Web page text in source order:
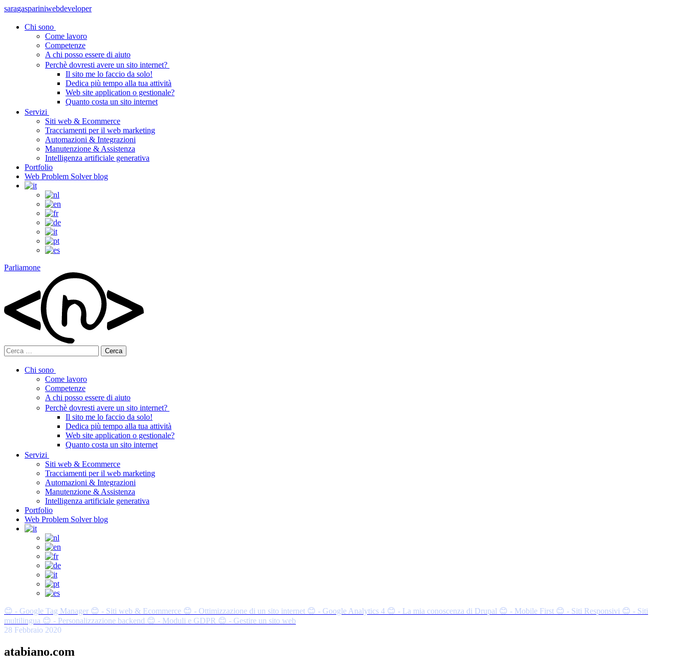
saragaspariniwebdeveloper
Chi sono
Come lavoro
Competenze
A chi posso essere di aiuto
Perchè dovresti avere un sito internet?
Il sito me lo faccio da solo!
Dedica più tempo alla tua attività
Web site application o gestionale?
Quanto costa un sito internet
Servizi
Siti web & Ecommerce
Tracciamenti per il web marketing
Automazioni & Integrazioni
Manutenzione & Assistenza
Intelligenza artificiale generativa
Portfolio
Web Problem Solver blog
Parliamone
Ricerca
per:
Chi sono
Come lavoro
Competenze
A chi posso essere di aiuto
Perchè dovresti avere un sito internet?
Il sito me lo faccio da solo!
Dedica più tempo alla tua attività
Web site application o gestionale?
Quanto costa un sito internet
Servizi
Siti web & Ecommerce
Tracciamenti per il web marketing
Automazioni & Integrazioni
Manutenzione & Assistenza
Intelligenza artificiale generativa
Portfolio
Web Problem Solver blog
😊 - Google Tag Manager 😊 - Siti web & Ecommerce 😊 - Ottimizzazione di un sito internet 😊 - Google Analytics 4 😊 - La mia conoscenza di Drupal 😊 - Mobile First 😊 - Siti Responsivi 😊 - Siti
multilingua 😊 - Personalizzazione backend 😊 - Moduli e GDPR 😊 - Gestire un sito web
28 Febbraio 2020
atabiano.com